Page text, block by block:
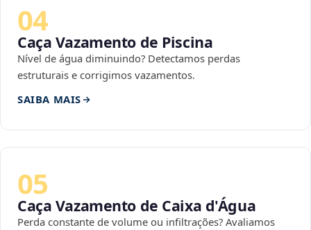
04
Caça Vazamento de Piscina
Nível de água diminuindo? Detectamos perdas
estruturais e corrigimos vazamentos.
SAIBA MAIS
05
Caça Vazamento de Caixa d'Água
Perda constante de volume ou infiltrações? Avaliamos